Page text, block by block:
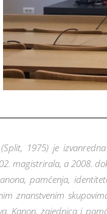
1975) je
magistrirala, a 2008.
pamćenja,
znanstvenim
Kanon, zajednica i